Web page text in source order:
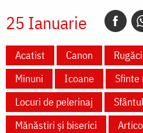
25 Ianuarie
Acatist Canon
Minuni
Icoane
Sfinte
Locuri de pelerinaj
Mănăstiri și biserici